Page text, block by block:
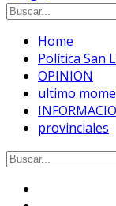
Home
Política San
OPINION
ultimo
provinciales